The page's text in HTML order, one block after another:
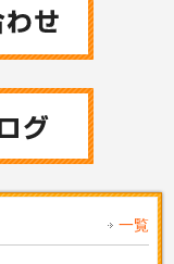
一覧